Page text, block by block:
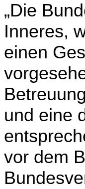
„Die
Inneres,
einen
und eine
vor dem